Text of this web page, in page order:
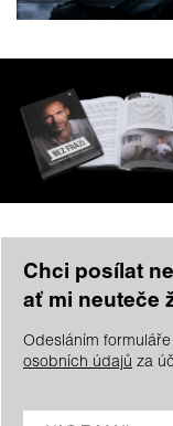
Chci posílat
ať mi neuteče
Odesláním
osobních údajů za